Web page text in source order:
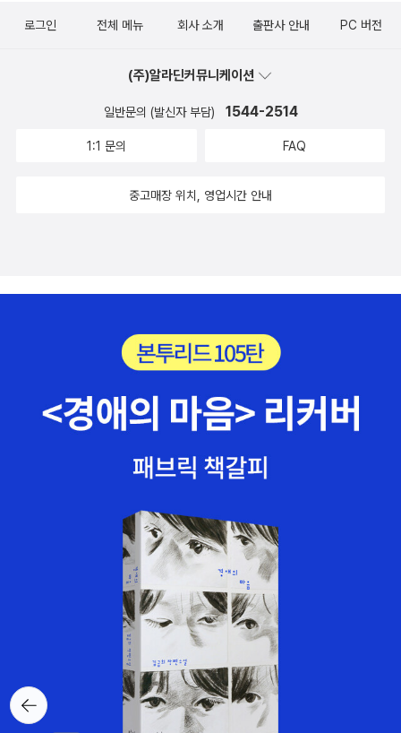
뒤로가
기
로그인 전체 메뉴 회사 소개 출판사 안내 PC 버전
(주)알라딘커뮤니케이션
일반문의 (발신자 부담) 1544-2514
1:1 문의 FAQ
중고매장 위치, 영업시간 안내